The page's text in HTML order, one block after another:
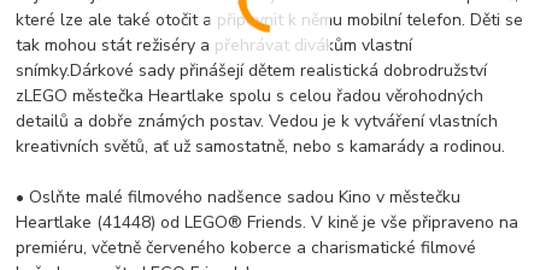
které lze ale také otočit a připevnit k němu mobilní telefon. Děti se
tak mohou stát režiséry a přehrávat divákům vlastní
snímky.Dárkové sady přinášejí dětem realistická dobrodružství
zLEGO městečka Heartlake spolu s celou řadou věrohodných
detailů a dobře známých postav. Vedou je k vytváření vlastních
kreativních světů, ať už samostatně, nebo s kamarády a rodinou.
• Oslňte malé filmového nadšence sadou Kino v městečku
Heartlake (41448) od LEGO® Friends. V kině je vše připraveno na
premiéru, včetně červeného koberce a charismatické filmové